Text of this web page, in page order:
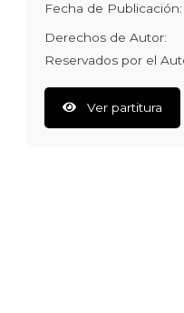
Fecha de Publicación:
Derechos de Autor:
Reservados por el
Ver partitura